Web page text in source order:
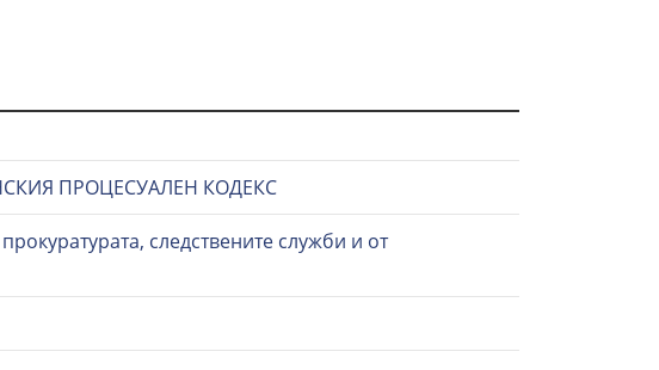
ПРОЦЕСУАЛЕН КОДЕКС
следствените служби и от